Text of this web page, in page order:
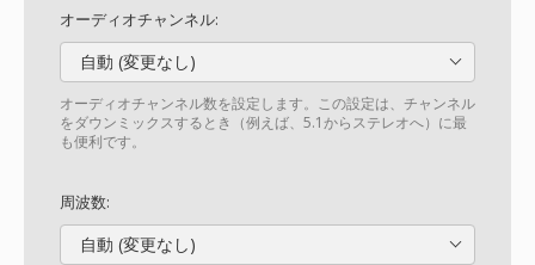
オーディオチャンネル:
自動 (変更なし)
オーディオチャンネル数を設定します。この設定は、チャンネル
をダウンミックスするとき（例えば、5.1からステレオへ）に最
も便利です。
周波数:
自動 (変更なし)